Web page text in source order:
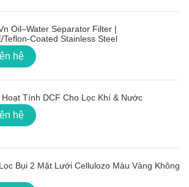
Oil–Water Separator Filter |
Teflon‑Coated Stainless Steel
hệ
Tính DCF Cho Lọc Khí & Nước
hệ
Bụi 2 Mặt Lưới Cellulozo Màu Vàng Không